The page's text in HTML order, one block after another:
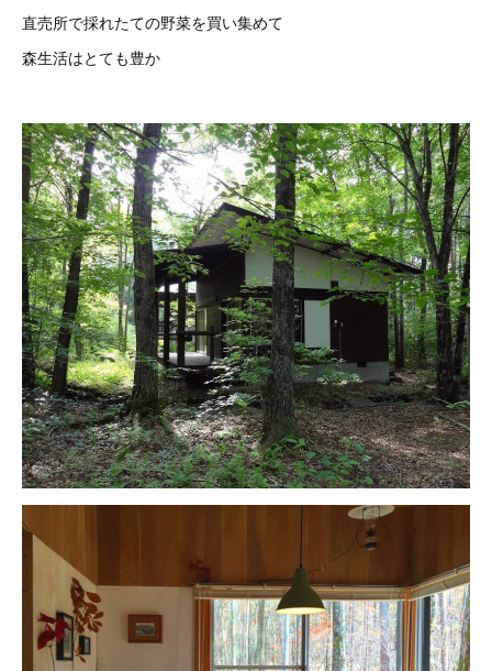
直売所で採れたての野菜を買い集めて
森生活はとても豊か